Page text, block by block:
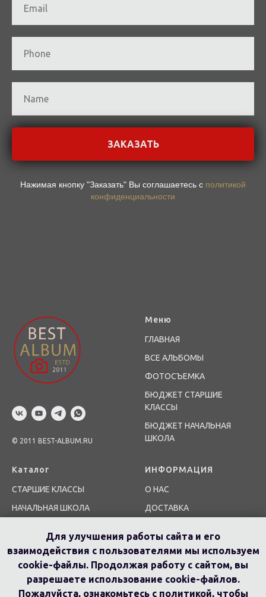
Для улучшения работы сайта и его
взаимодействия с пользователями мы используем
cookie-файлы. Продолжая работу с сайтом, вы
разрешаете использование cookie-файлов.
Пожалуйста, ознакомьтесь с политикой, чтобы
ЗАКАЗАТЬ
Нажимая кнопку "Заказать" Вы соглашаетесь с политикой
конфиденциальности
© 2011 BEST-ALBUM.RU
Меню
ГЛАВНАЯ
ВСЕ АЛЬБОМЫ
ФОТОСЪЕМКА
БЮДЖЕТ СТАРШИЕ
КЛАССЫ
БЮДЖЕТ НАЧАЛЬНАЯ
ШКОЛА
Каталог
СТАРШИЕ КЛАССЫ
НАЧАЛЬНАЯ ШКОЛА
СПОРТИВНЫЕ ШКОЛЫ
ШКОЛЫ ИСКУССТВ
ИНФОРМАЦИЯ
О НАС
ДОСТАВКА